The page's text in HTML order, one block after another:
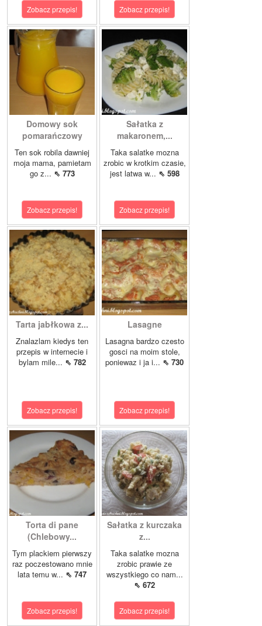
Zobacz przepis! Zobacz przepis!
Domowy sok
pomarańczowy
Ten sok robila dawniej
moja mama, pamietam
go z... ⇖ 773
Zobacz przepis!
Sałatka z
makaronem,...
Taka salatke mozna
zrobic w krotkim czasie,
jest latwa w... ⇖ 598
Zobacz przepis!
Tarta jabłkowa z...
Znalazlam kiedys ten
przepis w internecie i
bylam mile... ⇖ 782
Zobacz przepis!
Lasagne
Lasagna bardzo czesto
gosci na moim stole,
poniewaz i ja i... ⇖ 730
Zobacz przepis!
Torta di pane
(Chlebowy...
Tym plackiem pierwszy
raz poczestowano mnie
lata temu w... ⇖ 747
Zobacz przepis!
Sałatka z kurczaka
z...
Taka salatke mozna
zrobic prawie ze
wszystkiego co nam...
⇖ 672
Zobacz przepis!